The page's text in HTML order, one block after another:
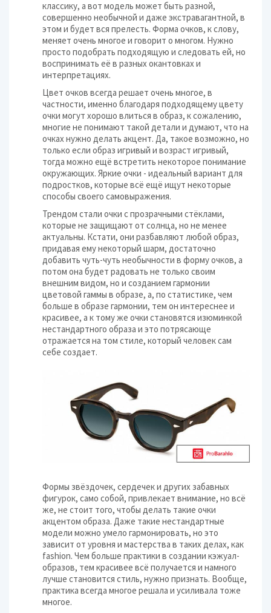
классику, а вот модель может быть разной,
совершенно необычной и даже экстравагантной, в
этом и будет вся прелесть. Форма очков, к слову,
меняет очень многое и говорит о многом. Нужно
просто подобрать подходящую и следовать ей, но
воспринимать её в разных окантовках и
интерпретациях.
Цвет очков всегда решает очень многое, в
частности, именно благодаря подходящему цвету
очки могут хорошо влиться в образ, к сожалению,
многие не понимают такой детали и думают, что на
очках нужно делать акцент. Да, такое возможно, но
только если образ игривый и возраст игривый,
тогда можно ещё встретить некоторое понимание
окружающих. Яркие очки - идеальный вариант для
подростков, которые всё ещё ищут некоторые
способы своего самовыражения.
Трендом стали очки с прозрачными стёклами,
которые не защищают от солнца, но не менее
актуальны. Кстати, они разбавляют любой образ,
придавая ему некоторый шарм, достаточно
добавить чуть-чуть необычности в форму очков, а
потом она будет радовать не только своим
внешним видом, но и созданием гармонии
цветовой гаммы в образе, а, по статистике, чем
больше в образе гармонии, тем он интереснее и
красивее, а к тому же очки становятся изюминкой
нестандартного образа и это потрясающе
отражается на том стиле, который человек сам
себе создает.
Формы звёздочек, сердечек и других забавных
фигурок, само собой, привлекает внимание, но всё
же, не стоит того, чтобы делать такие очки
акцентом образа. Даже такие нестандартные
модели можно умело гармонировать, но это
зависит от уровня и мастерства в таких делах, как
fashion. Чем больше практики в создании кэжуал-
образов, тем красивее всё получается и намного
лучше становится стиль, нужно признать. Вообще,
практика всегда многое решала и усиливала тоже
многое.